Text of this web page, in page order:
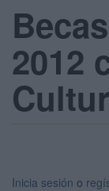
2012
Inicia sesión o